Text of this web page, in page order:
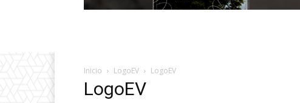
Inicio LogoEV LogoEV
LogoEV